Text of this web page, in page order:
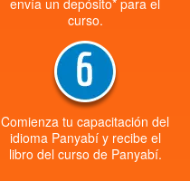
envía un depósito* para el
curso.
Comienza tu capacitación del
idioma Panyabí y recibe el
libro del curso de Panyabí.